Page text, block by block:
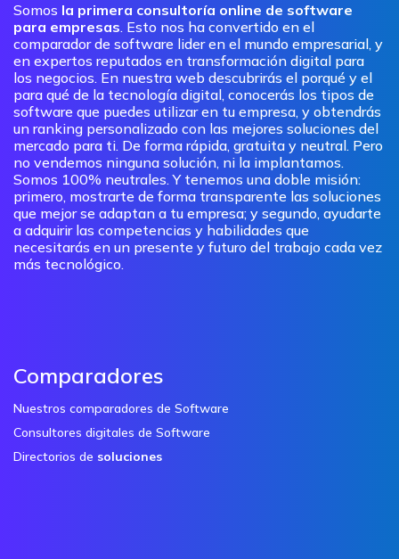
Somos la primera consultoría online de software
para empresas. Esto nos ha convertido en el
comparador de software lider en el mundo empresarial, y
en expertos reputados en transformación digital para
los negocios. En nuestra web descubrirás el porqué y el
para qué de la tecnología digital, conocerás los tipos de
software que puedes utilizar en tu empresa, y obtendrás
un ranking personalizado con las mejores soluciones del
mercado para ti. De forma rápida, gratuita y neutral. Pero
no vendemos ninguna solución, ni la implantamos.
Somos 100% neutrales. Y tenemos una doble misión:
primero, mostrarte de forma transparente las soluciones
que mejor se adaptan a tu empresa; y segundo, ayudarte
a adquirir las competencias y habilidades que
necesitarás en un presente y futuro del trabajo cada vez
más tecnológico.
Comparadores
Nuestros comparadores de Software
Consultores digitales de Software
Directorios de soluciones